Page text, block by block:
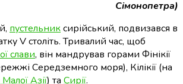
Сімонопетра)
пустельниксирійський, подвизався в
V століть. Тривалий час, щоб
слави, він мандрував горами Фінікії
Середземного моря), Кілікії (на
Малої Азії) та Сирії.